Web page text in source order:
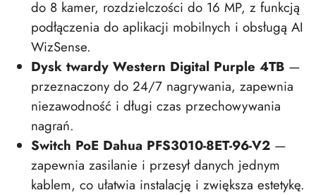
do 8 kamer, rozdzielczości do 16 MP, z funkcją
podłączenia do aplikacji mobilnych i obsługą AI
WizSense.
Dysk twardy Western Digital Purple 4TB —
przeznaczony do 24/7 nagrywania, zapewnia
niezawodność i długi czas przechowywania
nagrań.
Switch PoE Dahua PFS3010-8ET-96-V2 —
zapewnia zasilanie i przesył danych jednym
kablem, co ułatwia instalację i zwiększa estetykę.